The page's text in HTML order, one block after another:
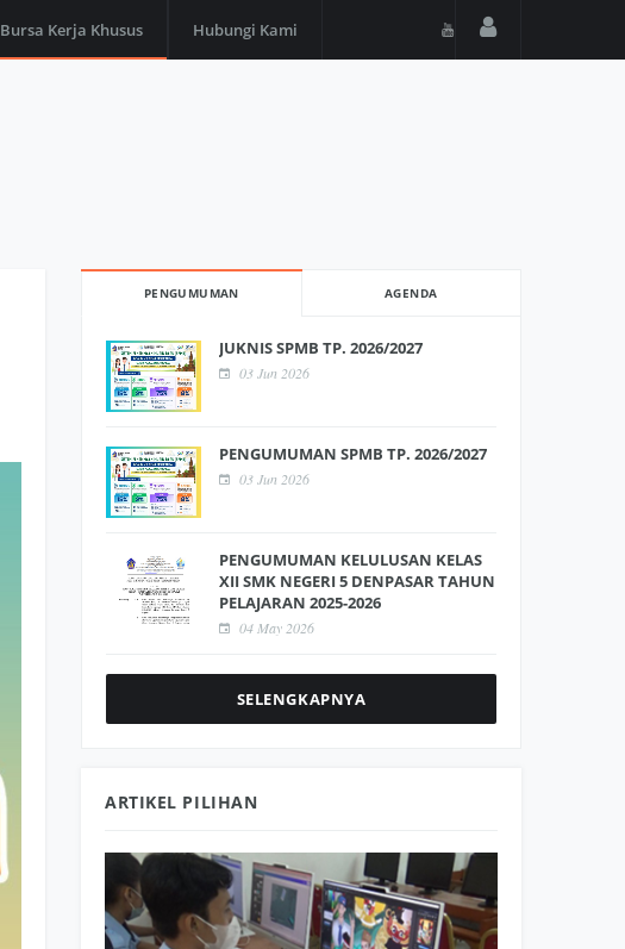
Bursa Kerja Khusus Hubungi Kami
PENGUMUMAN AGENDA
JUKNIS SPMB TP. 2026/2027
03 Jun 2026
PENGUMUMAN SPMB TP. 2026/2027
03 Jun 2026
PENGUMUMAN KELULUSAN KELAS
XII SMK NEGERI 5 DENPASAR TAHUN
PELAJARAN 2025-2026
04 May 2026
SELENGKAPNYA
ARTIKEL PILIHAN